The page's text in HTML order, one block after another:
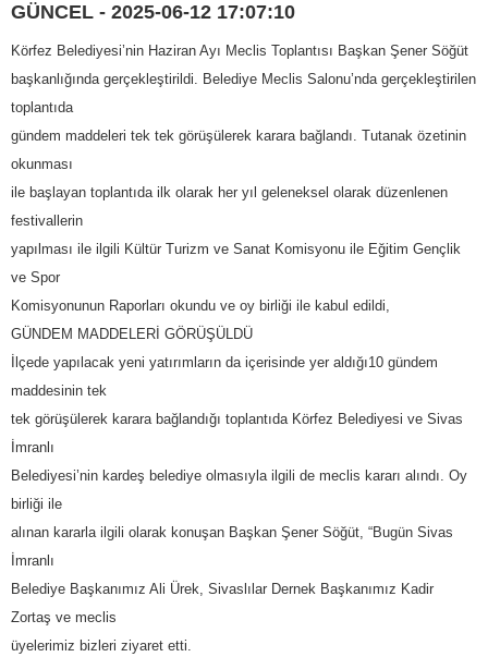
GÜNCEL - 2025-06-12 17:07:10
Körfez Belediyesi’nin Haziran Ayı Meclis Toplantısı Başkan Şener Söğüt
başkanlığında gerçekleştirildi. Belediye Meclis Salonu’nda gerçekleştirilen
toplantıda
gündem maddeleri tek tek görüşülerek karara bağlandı. Tutanak özetinin
okunması
ile başlayan toplantıda ilk olarak her yıl geleneksel olarak düzenlenen
festivallerin
yapılması ile ilgili Kültür Turizm ve Sanat Komisyonu ile Eğitim Gençlik
ve Spor
Komisyonunun Raporları okundu ve oy birliği ile kabul edildi,
GÜNDEM MADDELERİ GÖRÜŞÜLDÜ
İlçede yapılacak yeni yatırımların da içerisinde yer aldığı10 gündem
maddesinin tek
tek görüşülerek karara bağlandığı toplantıda Körfez Belediyesi ve Sivas
İmranlı
Belediyesi’nin kardeş belediye olmasıyla ilgili de meclis kararı alındı. Oy
birliği ile
alınan kararla ilgili olarak konuşan Başkan Şener Söğüt, “Bugün Sivas
İmranlı
Belediye Başkanımız Ali Ürek, Sivaslılar Dernek Başkanımız Kadir
Zortaş ve meclis
üyelerimiz bizleri ziyaret etti.